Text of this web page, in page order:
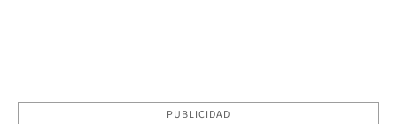
PUBLICIDAD